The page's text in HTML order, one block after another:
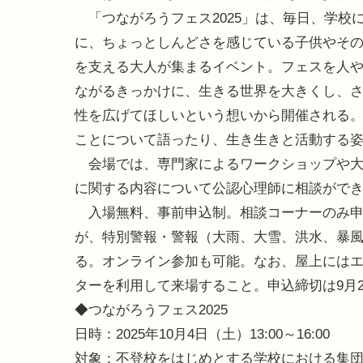
「つながろうフェス2025」は、毎日、学校
に、ちょっとしんどさを感じている子供やそ
を支える大人が集まるイベント。フェスを人
ながるきっかけに、生きる世界を大きくし、
性を広げてほしいという想いから開催される
ことについて語ったり、生き生きと活動する
会場では、専門家によるワークショップや
に関する内容について公認心理師に相談がで
入場無料、事前申込制。相談コーナーのみ
が、特別警報・警報（大雨、大雪、洪水、暴
る。オンライン参加も可能。なお、屋上には
ターを利用して来場すること。申込締切は9月
◆つながろうフェス2025
日時：2025年10月4日（土）13:00～16:00
対象：不登校をはじめとする学校における集